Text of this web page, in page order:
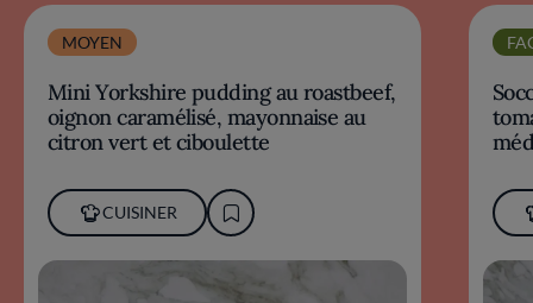
MOYEN
Mini Yorkshire pudding au roastbeef,
oignon caramélisé, mayonnaise au
citron vert et ciboulette
CUISINER